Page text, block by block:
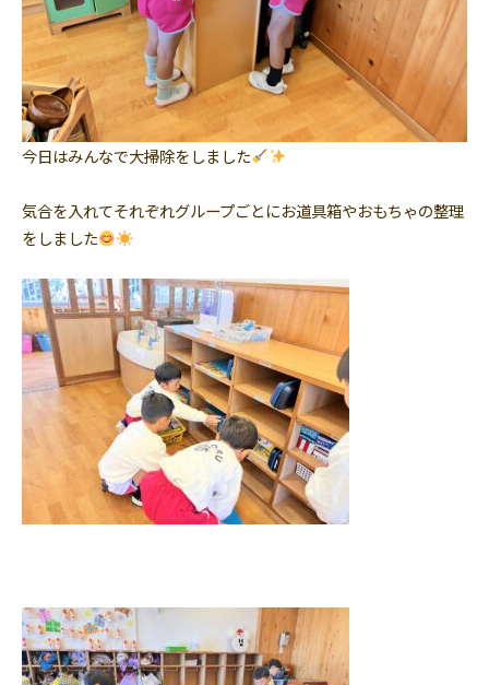
今日はみんなで大掃除をしました
気合を入れてそれぞれグループごとにお道具箱やおもちゃの整理
をしました